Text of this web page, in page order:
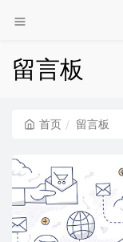
留言板
首页 留言板